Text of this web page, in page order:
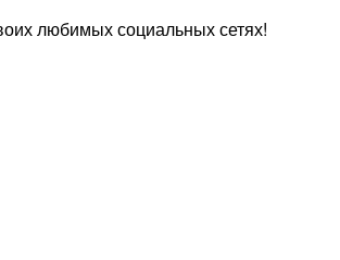
любимых социальных сетях!